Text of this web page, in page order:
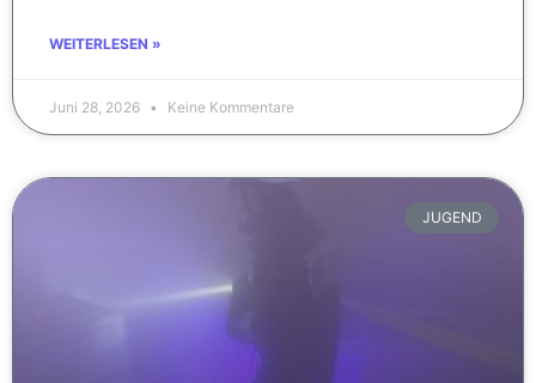
WEITERLESEN »
Juni 28, 2026 Keine Kommentare
JUGEND